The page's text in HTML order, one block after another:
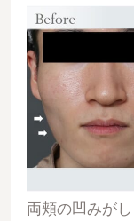
両頬の凹みが